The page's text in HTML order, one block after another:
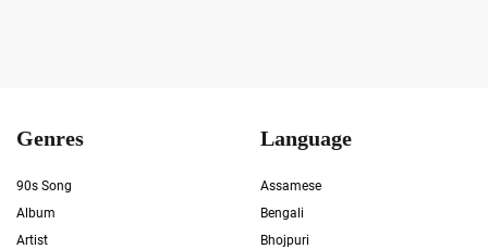
Genres
90s Song
Album
Artist
Language
Assamese
Bengali
Bhojpuri